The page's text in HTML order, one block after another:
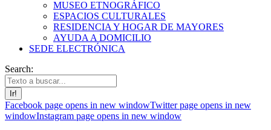
MUSEO ETNOGRÁFICO
ESPACIOS CULTURALES
RESIDENCIA Y HOGAR DE MAYORES
AYUDA A DOMICILIO
SEDE ELECTRÓNICA
Search:
Facebook page opens in new windowTwitter page opens in new
windowInstagram page opens in new window